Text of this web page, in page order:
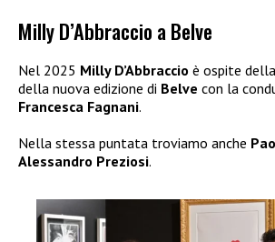
Milly D’Abbraccio a Belve
Nel 2025 Milly D’Abbraccio è ospite
della nuova edizione di Belve con la
Francesca Fagnani.
Nella stessa puntata troviamo anche
Alessandro Preziosi.